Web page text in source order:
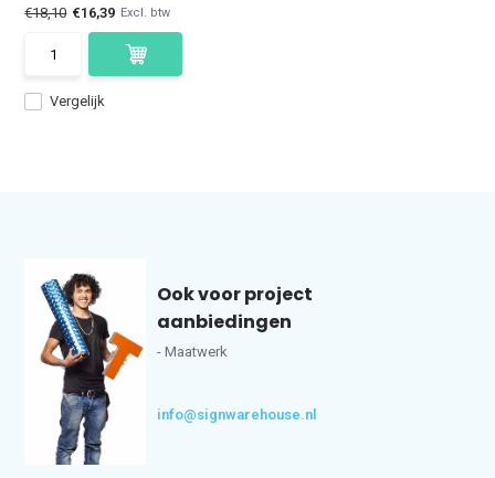
Vergelijk
€18,10 €16,39 Excl. btw
Ook voor project
aanbiedingen
- Maatwerk
info@signwarehouse.nl